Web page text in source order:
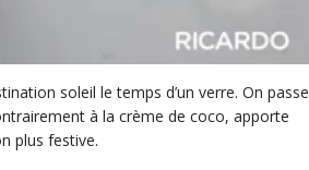
soleil le temps d’un verre. On passe
à la crème de coco, apporte
plus festive.